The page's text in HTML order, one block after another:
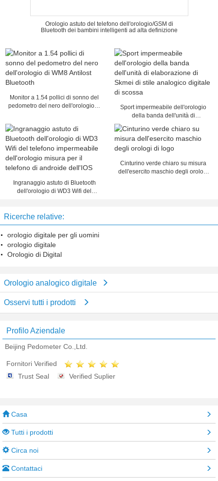
Orologio astuto del telefono dell'orologio/GSM di
Bluetooth dei bambini intelligenti ad alta definizione
Monitor a 1.54 pollici di sonno del
pedometro del nero dell'orologio di
Sport impermeabile dell'orologio
della banda dell'unità di
analogico digitale di scossa
Ingranaggio astuto di Bluetooth
dell'orologio di WD3 Wifi del
di androide dell'IOS
Cinturino verde chiaro su misura
dell'esercito maschio degli orologi
Ricerche relative:
orologio digitale per gli uomini
orologio digitale
Orologio di Digital
Orologio analogico digitale
Osservi tutti i prodotti
Profilo Aziendale
Beijing Pedometer Co.,Ltd.
Fornitori Verified
Trust Seal
Verified Suplier
Casa
Tutti i prodotti
Circa noi
Contattaci